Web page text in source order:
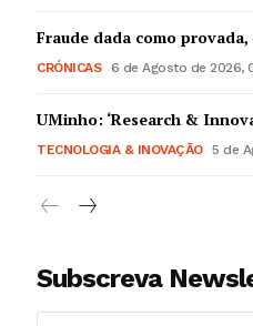
Fraude dada como
CRÓNICAS 6 de Agosto de 2026,
UMinho: ‘Research &
TECNOLOGIA & INOVAÇÃO 5 de
Subscreva